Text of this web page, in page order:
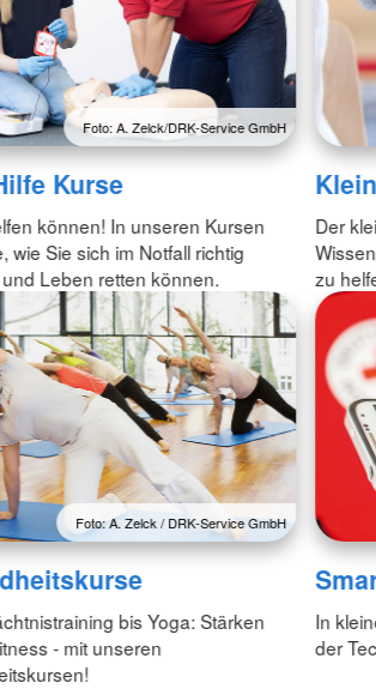
Foto: A. Zelck/DRK-Service GmbH
Kurse
können! In unseren Kursen
wie Sie sich im Notfall richtig
Leben retten können.
Der
zu
Foto: A. Zelck / DRK-Service GmbH
bis Yoga: Stärken
- mit unseren
In
der